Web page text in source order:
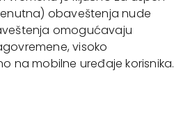
obaveštenja nude
omogućavaju
visoko
na mobilne uređaje korisnika.